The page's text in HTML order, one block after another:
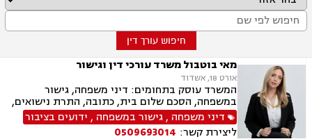
חיפוש עורך דין
מאי בוטבול משרד עורכי דין וגישור
אורט 18, אשדוד
המשרד עוסק בתחומים: דיני משפחה, גישור
במשפחה, הסכם שלום בית, כתובה, התרת נישואים,
ידועים בציבור, אפוטרופסות, הסכמי ממון, מזונות,
גירושין, הורות חד מינית, נישואים אזרחיים, חלוקת
דיני משפחה ,גישור במשפחה , ידועים בציבור
ליצירת קשר: 0509693014